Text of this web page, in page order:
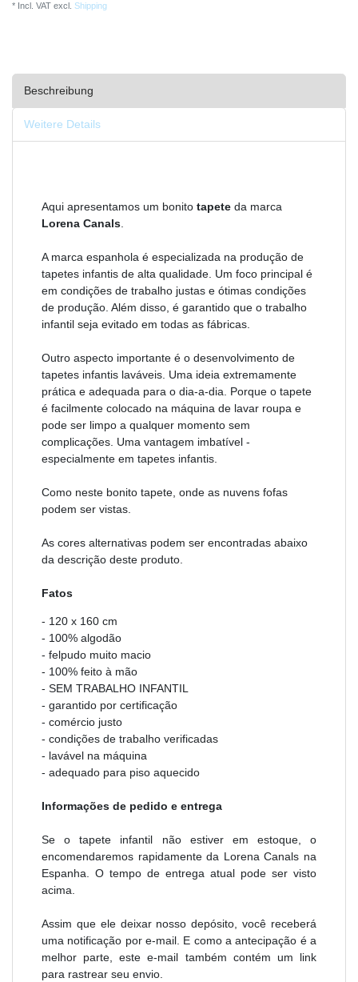
* Incl. VAT excl. Shipping
Beschreibung
Weitere Details
Aqui apresentamos um bonito tapete da marca
Lorena Canals
A marca espanhola é especializada na produção de
tapetes infantis de alta qualidade. Um foco principal é
em condições de trabalho justas e ótimas condições
de produção. Além disso, é garantido que o trabalho
infantil seja evitado em todas as fábricas.
Outro aspecto importante é o desenvolvimento de
tapetes infantis laváveis. Uma ideia extremamente
prática e adequada para o dia-a-dia. Porque o tapete
é facilmente colocado na máquina de lavar roupa e
pode ser limpo a qualquer momento sem
complicações. Uma vantagem imbatível -
especialmente em tapetes infantis.
Como neste bonito tapete, onde as nuvens fofas
podem ser vistas.
As cores alternativas podem ser encontradas abaixo
da descrição deste produto.
Fatos
- 120 x 160 cm
- 100% algodão
- felpudo muito macio
- 100% feito à mão
- SEM TRABALHO INFANTIL
- garantido por certificação
- comércio justo
- condições de trabalho verificadas
- lavável na máquina
- adequado para piso aquecido
Informações de pedido e entrega
Se o tapete infantil não estiver em estoque, o
encomendaremos rapidamente da Lorena Canals na
Espanha. O tempo de entrega atual pode ser visto
acima.
Assim que ele deixar nosso depósito, você receberá
uma notificação por e-mail. E como a antecipação é a
melhor parte, este e-mail também contém um link
para rastrear seu envio.